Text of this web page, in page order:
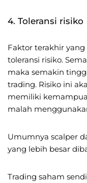
4. Toleransi risiko
Faktor terakhir
toleransi risiko.
maka semakin
trading. Risiko ini
memiliki
malah
Umumnya scalper
yang lebih besar
Trading saham